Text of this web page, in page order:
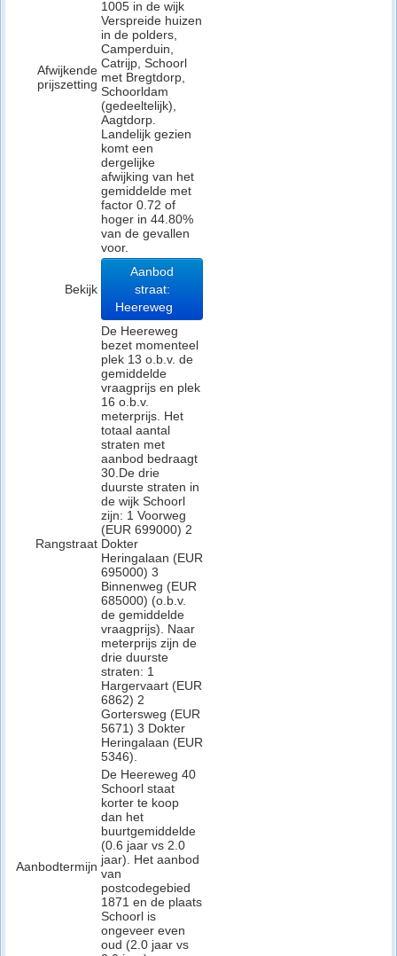
Afwijkende
prijszetting
1005 in de wijk
Verspreide huizen
in de polders,
Camperduin,
Catrijp, Schoorl
met Bregtdorp,
Schoorldam
(gedeeltelijk),
Aagtdorp.
Landelijk gezien
komt een
dergelijke
afwijking van het
gemiddelde met
factor 0.72 of
hoger in 44.80%
van de gevallen
voor.
Bekijk
Aanbod
straat:
Heereweg
Rangstraat
De Heereweg
bezet momenteel
plek 13 o.b.v. de
gemiddelde
vraagprijs en plek
16 o.b.v.
meterprijs. Het
totaal aantal
straten met
aanbod bedraagt
30.De drie
duurste straten in
de wijk Schoorl
zijn: 1 Voorweg
(EUR 699000) 2
Dokter
Heringalaan (EUR
695000) 3
Binnenweg (EUR
685000) (o.b.v.
de gemiddelde
vraagprijs). Naar
meterprijs zijn de
drie duurste
straten: 1
Hargervaart (EUR
6862) 2
Gortersweg (EUR
5671) 3 Dokter
Heringalaan (EUR
5346).
Aanbodtermijn
De Heereweg 40
Schoorl staat
korter te koop
dan het
buurtgemiddelde
(0.6 jaar vs 2.0
jaar). Het aanbod
van
postcodegebied
1871 en de plaats
Schoorl is
ongeveer even
oud (2.0 jaar vs